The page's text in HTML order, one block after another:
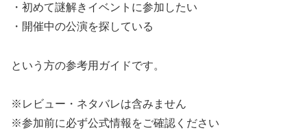
・初めて謎解きイベントに参加したい
・開催中の公演を探している
という方の参考用ガイドです。
※レビュー・ネタバレは含みません
※参加前に必ず公式情報をご確認ください